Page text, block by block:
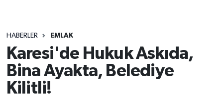
HABERLER EMLAK
Karesi'de Hukuk Askıda,
Bina Ayakta, Belediye
Kilitli!